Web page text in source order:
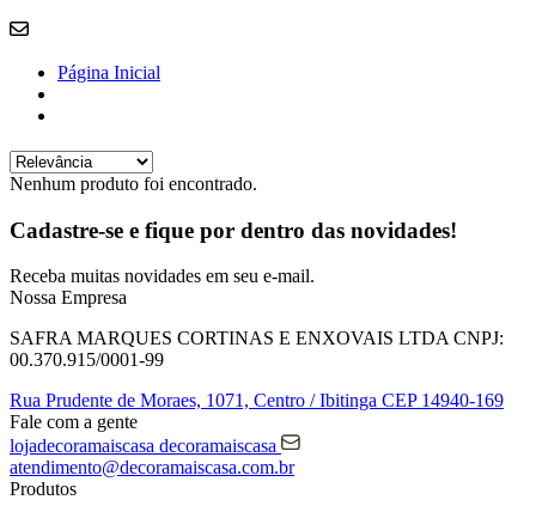
Página Inicial
Nenhum produto foi encontrado.
Cadastre-se e fique por dentro das novidades!
Receba muitas novidades em seu e-mail.
Nossa Empresa
SAFRA MARQUES CORTINAS E ENXOVAIS LTDA CNPJ:
00.370.915/0001-99
Rua Prudente de Moraes, 1071, Centro / Ibitinga CEP 14940-169
Fale com a gente
lojadecoramaiscasa decoramaiscasa
atendimento@decoramaiscasa.com.br
Produtos